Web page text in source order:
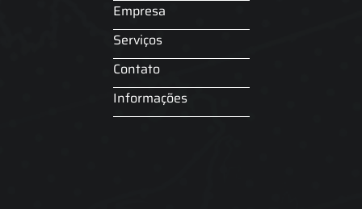
Empresa
Serviços
Contato
Informações